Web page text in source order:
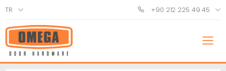
TR +90 212 225 49 45